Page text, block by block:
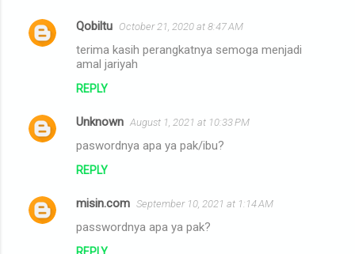
Qobiltu October 21, 2020 at 8:47 AM
terima kasih perangkatnya semoga menjadi
amal jariyah
REPLY
Unknown August 1, 2021 at 10:33 PM
paswordnya apa ya pak/ibu?
REPLY
misin.com September 10, 2021 at 1:14 AM
passwordnya apa ya pak?
REPLY